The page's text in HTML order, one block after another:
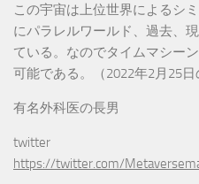
この宇宙は上位世界によるシ
にパラレルワールド、過去、
ている。なのでタイムマシー
可能である。（2022年2月25日
有名外科医の長男
twitter
https://twitter.com/